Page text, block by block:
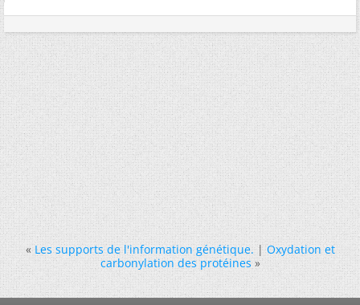
« Les supports de l'information génétique.|Oxydation et
carbonylation des protéines »